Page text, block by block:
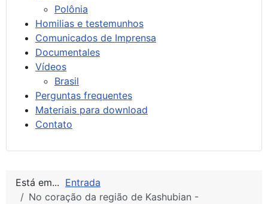
Polônia
Homilias e testemunhos
Comunicados de Imprensa
Documentales
Vídeos
Brasil
Perguntas frequentes
Materiais para download
Contato
Está em... Entrada
No coração da região de Kashubian -